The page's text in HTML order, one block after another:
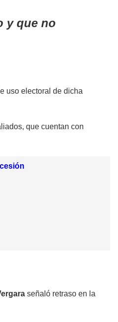
y que no
uso electoral de dicha
que cuentan con
señaló retraso en la